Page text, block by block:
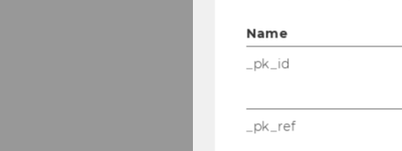
Name
_pk_id
_pk_ref